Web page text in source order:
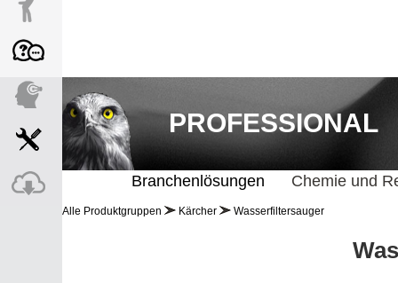
PROFESSIONAL
Branchenlösungen Chemie und
Alle Produktgruppen Kärcher Wasserfiltersauger